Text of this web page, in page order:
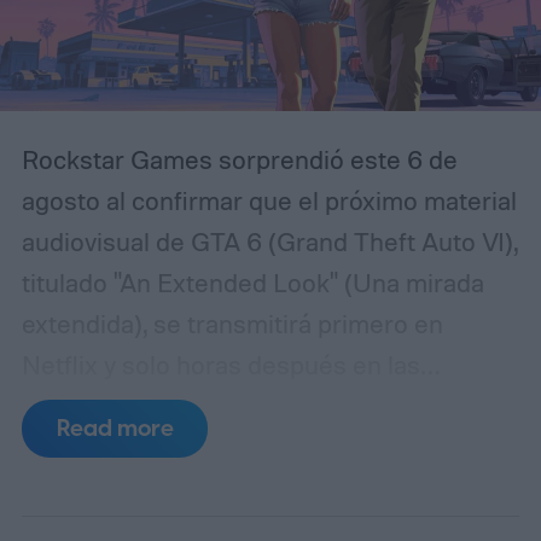
momentos de la historia para intentar
comprender qué sucedió realmente y
evitar que los hechos más oscuros vuelvan
a repetirse.
Rockstar Games sorprendió este 6 de
agosto al confirmar que el próximo material
audiovisual de GTA 6 (Grand Theft Auto VI),
titulado "An Extended Look" (Una mirada
plataformas habituales del estudio. La
presentación, que muchos fanáticos ya
Read more